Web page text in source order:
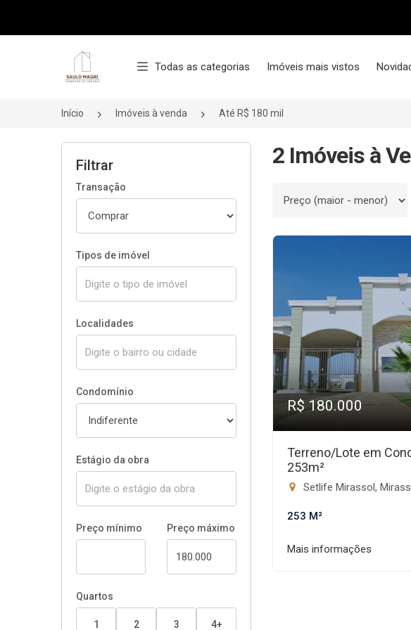
Página inicial
Todas as categorias Imóveis mais vistos
Início Imóveis à venda Até R$ 180 mil
Filtrar
Transação
Tipos de imóvel
Localidades
Condomínio
Estágio da obra
Preço mínimo Preço máximo
Quartos
1 2 3 4+
2 Imóveis à
Ordenar por
R$ 180.000
Terreno/Lote em
253m²
Setlife Mirassol,
253 M²
Mais informações